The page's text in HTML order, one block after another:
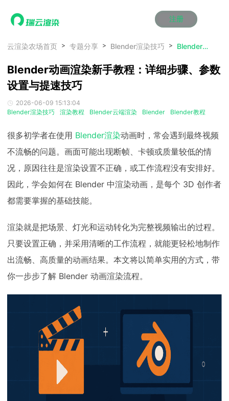
注册
首页
产品服务
云制作
云渲染管理系统
瑞兔百宝箱
AI视频插帧
云制作
云渲染管理系统
瑞兔百宝箱
AI视频插帧
云制作
云渲染管理系统
瑞兔百宝箱
AI视频插帧
云制作
云渲染管理系统
瑞兔百宝箱
AI视频插帧
云制作
云渲染管理系统
瑞兔百宝箱
AI视频插帧
云制作
云渲染管理系统
瑞兔百宝箱
AI视频插帧
Maya云渲染方案
3ds Max云渲染方案
Cinema 4D云渲染方案
Maya AI渲染方案
Maya云渲染方案
3ds Max云渲染方案
Cinema 4D云渲染方案
Maya AI渲染方案
Maya云渲染方案
3ds Max云渲染方案
Cinema 4D云渲染方案
Maya AI渲染方案
Maya云渲染方案
3ds Max云渲染方案
Cinema 4D云渲染方案
Maya AI渲染方案
Maya云渲染方案
3ds Max云渲染方案
Cinema 4D云渲染方案
Maya AI渲染方案
Maya云渲染方案
3ds Max云渲染方案
Cinema 4D云渲染方案
Maya AI渲染方案
动画价格
效果图价格
云制作价格
动画价格
效果图价格
云制作价格
动画价格
效果图价格
云制作价格
动画价格
效果图价格
云制作价格
动画价格
效果图价格
云制作价格
动画价格
效果图价格
云制作价格
资讯&赛事
新闻资讯
渲染百科
渲染大赛
新闻资讯
渲染百科
渲染大赛
新闻资讯
渲染百科
渲染大赛
新闻资讯
渲染百科
渲染大赛
新闻资讯
渲染百科
渲染大赛
新闻资讯
渲染百科
渲染大赛
云渲染优惠攻略
青云平台
教育优惠
云渲染优惠攻略
青云平台
教育优惠
云渲染优惠攻略
青云平台
教育优惠
云渲染优惠攻略
青云平台
教育优惠
云渲染优惠攻略
青云平台
教育优惠
云渲染优惠攻略
青云平台
教育优惠
下载动画客户端
效果图客户端
动画客户端
效果图客户端
动画客户端
效果图客户端
动画客户端
效果图客户端
动画客户端
效果图客户端
动画客户端
效果图客户端
帮助/教程
云渲染农场首页 专题分享 Blender渲染技巧 Blender动画渲染新手教程：详细步骤、参数设置与提速技巧
Blender动画渲染新手教程：详细步骤、参数
设置与提速技巧
2026-06-09 15:13:04
Blender渲染技巧
渲染教程 Blender云端渲染 Blender Blender教程
很多初学者在使用 Blender渲染动画时，常会遇到最终视频
不流畅的问题。画面可能出现断帧、卡顿或质量较低的情
况，原因往往是渲染设置不正确，或工作流程没有安排好。
因此，学会如何在 Blender 中渲染动画，是每个 3D 创作者
都需要掌握的基础技能。
渲染就是把场景、灯光和运动转化为完整视频输出的过程。
只要设置正确，并采用清晰的工作流程，就能更轻松地制作
出流畅、高质量的动画结果。本文将以简单实用的方式，带
你一步步了解 Blender 动画渲染流程。